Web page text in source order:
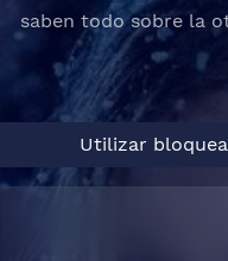
saben todo sobre la
Utilizar